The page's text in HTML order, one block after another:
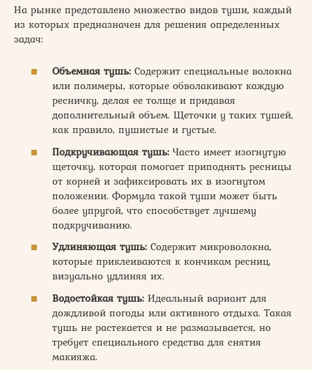
На рынке представлено множество видов туши, каждый
из которых предназначен для решения определенных
задач:
Объемная тушь: Содержит специальные волокна
или полимеры, которые обволакивают каждую
ресничку, делая ее толще и придавая
дополнительный объем. Щеточки у таких тушей,
как правило, пушистые и густые.
Подкручивающая тушь: Часто имеет изогнутую
щеточку, которая помогает приподнять ресницы
от корней и зафиксировать их в изогнутом
положении. Формула такой туши может быть
более упругой, что способствует лучшему
подкручиванию.
Удлиняющая тушь: Содержит микроволокна,
которые приклеиваются к кончикам ресниц,
визуально удлиняя их.
Водостойкая тушь: Идеальный вариант для
дождливой погоды или активного отдыха. Такая
тушь не растекается и не размазывается, но
требует специального средства для снятия
макияжа.